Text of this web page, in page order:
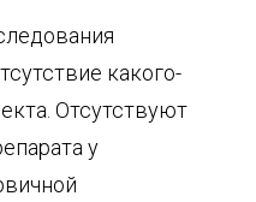
какого-
Отсутствуют
у